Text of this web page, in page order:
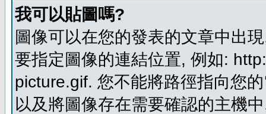
我可以貼圖嗎?
圖像可以在您的發表的文章中出
要指定圖像的連結位置, 例如:
picture.gif. 您不能將路徑指向您
以及將圖像存在需要確認的主機